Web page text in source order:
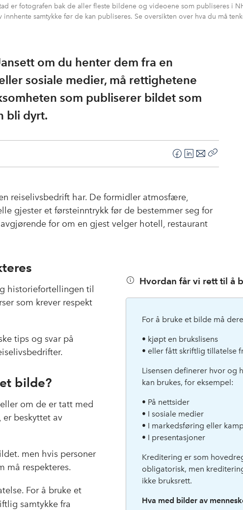
er fotografen bak de aller fleste bildene og videoene som publiseres i
samtykke før de kan publiseres. Se oversikten over hva du må
om du henter dem fra en
sosiale medier, må rettighetene
som publiserer bildet som
bli dyrt.
F
a
e
o
L
i
k
I
E
-
t
reiselivsbedrift har. De formidler atmosfære,
gjester et førsteinntrykk før de bestemmer seg for
for om en gjest velger hotell, restaurant
Hvordan får vi rett til å
For å bruke et bilde må
• kjøpt en brukslisens
• eller fått skriftlig tillatelse
Lisensen definerer hvor og
kan brukes, for eksempel:
• På nettsider
• I sosiale medier
• I markedsføring eller
• I presentasjoner
Kreditering er som
obligatorisk, men
ikke bruksrett.
Hva med bilder av
historiefortellingen til
som krever respekt
tips og svar på
bilde?
om de er tatt med
beskyttet av
men hvis personer
må respekteres.
For å bruke et
samtykke fra